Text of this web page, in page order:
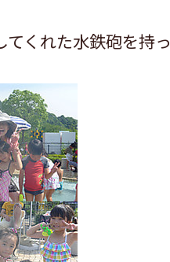
くれた水鉄砲を持っ